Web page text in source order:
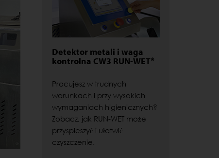
Detektor metali i waga
kontrolna CW3 RUN-WET®
Pracujesz w trudnych
warunkach i przy wysokich
wymaganiach higienicznych?
Zobacz, jak RUN-WET może
przyspieszyć i ułatwić
czyszczenie.